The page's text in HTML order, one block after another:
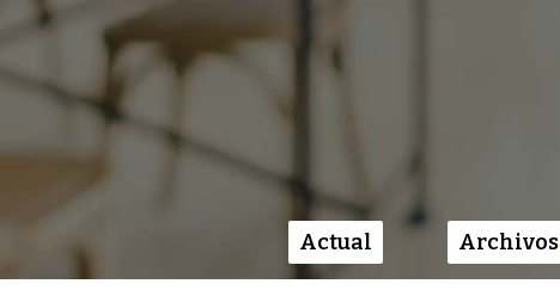
Menú principal
Actual Archivos